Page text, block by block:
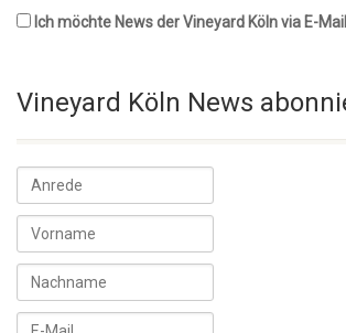
Ich möchte News der Vineyard Köln via E-
Vineyard Köln News